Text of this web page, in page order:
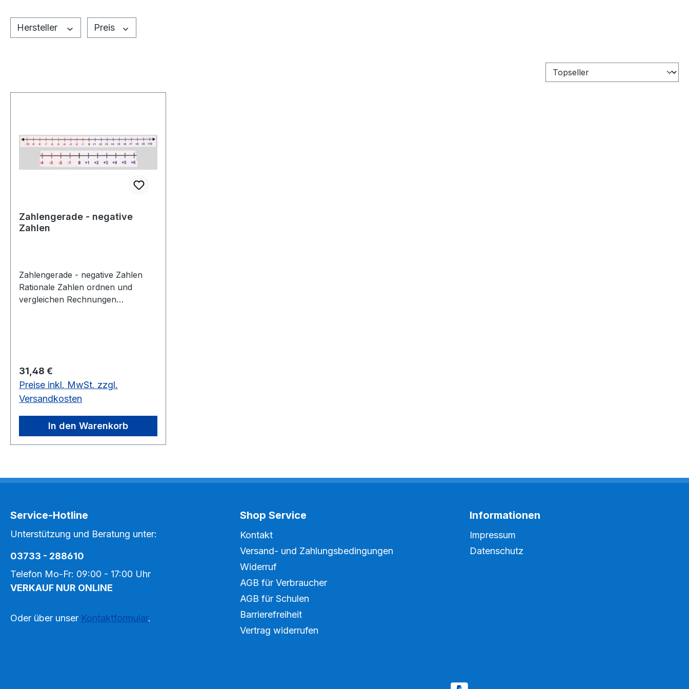
Hersteller Preis
Zahlengerade - negative
Zahlen
Zahlengerade - negative Zahlen
Rationale Zahlen ordnen und
vergleichen Rechnungen
2 m
Regulärer Preis:
31,48 €
Preise inkl. MwSt. zzgl.
Versandkosten
In den Warenkorb
Service-Hotline
Unterstützung und Beratung unter:
03733 - 288610
Telefon Mo-Fr: 09:00 - 17:00 Uhr
VERKAUF NUR ONLINE
Oder über unser Kontaktformular.
Shop Service
Kontakt
Versand- und Zahlungsbedingungen
Widerruf
AGB für Verbraucher
AGB für Schulen
Barrierefreiheit
Vertrag widerrufen
Informationen
Impressum
Datenschutz